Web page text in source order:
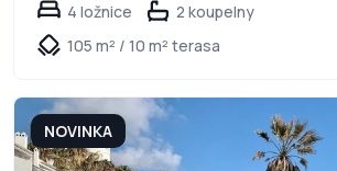
4 ložnice
2 koupelny
105 m² / 10 m² terasa
NOVINKA